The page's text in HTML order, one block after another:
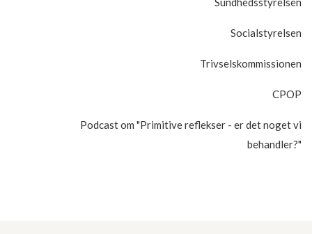
Socialstyrelsen
Trivselskommissionen
CPOP
Podcast om "Primitive reflekser - er det noget vi
behandler?"